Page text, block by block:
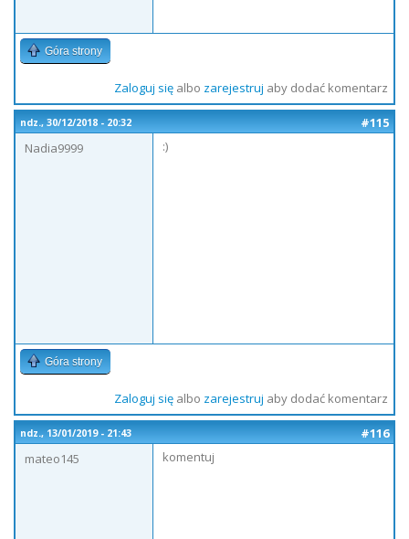
Góra strony
Zaloguj sięalbo zarejestruj aby dodać komentarz
ndz., 30/12/2018 - 20:32
#115
Nadia9999
:)
Góra strony
Zaloguj sięalbo zarejestruj aby dodać komentarz
ndz., 13/01/2019 - 21:43
#116
mateo145
komentuj